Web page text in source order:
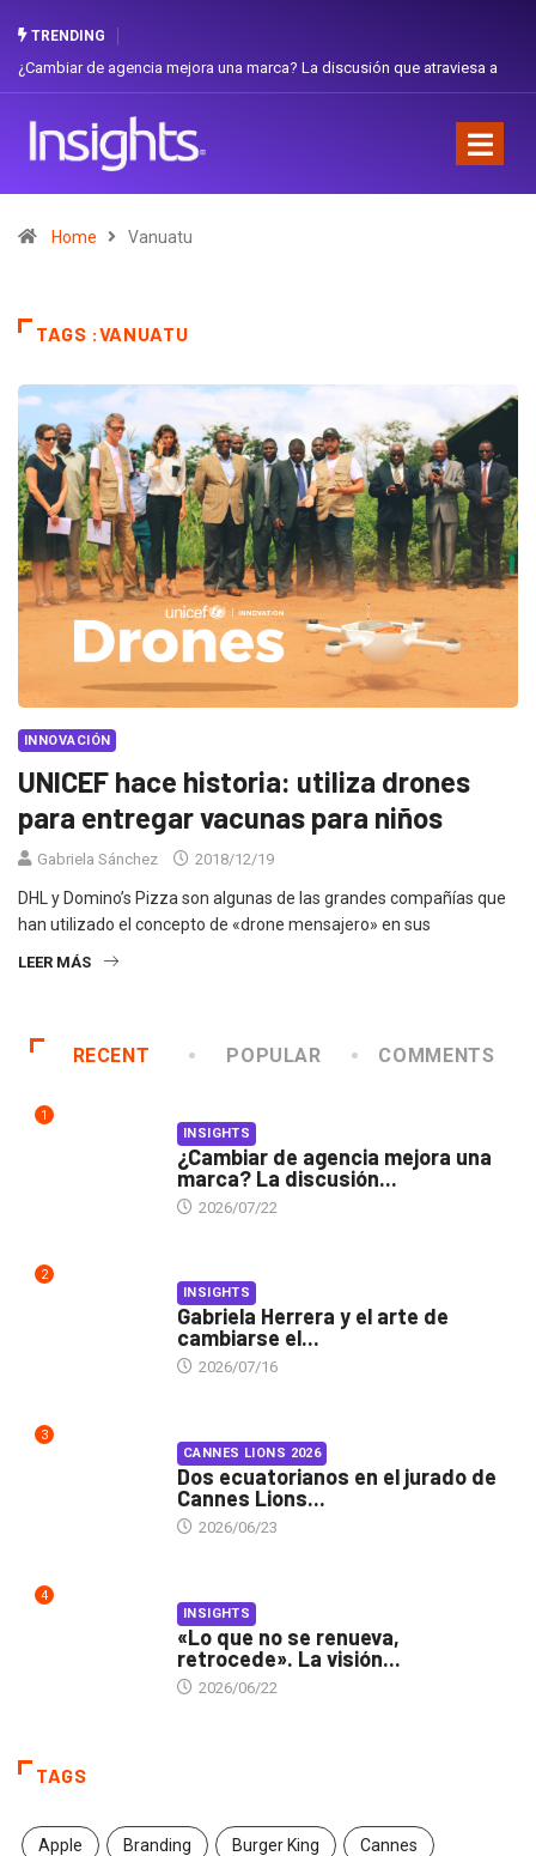
TRENDING
¿Cambiar de agencia mejora una marca? La discusión que atraviesa a
Home Vanuatu
TAGS :VANUATU
INNOVACIÓN
UNICEF hace historia: utiliza drones
para entregar vacunas para niños
Gabriela Sánchez 2018/12/19
DHL y Domino’s Pizza son algunas de las grandes compañías que
han utilizado el concepto de «drone mensajero» en sus
LEER MÁS
RECENT POPULAR COMMENTS
1
INSIGHTS
¿Cambiar de agencia mejora una
marca? La discusión...
2026/07/22
2
INSIGHTS
Gabriela Herrera y el arte de
cambiarse el...
2026/07/16
3
CANNES LIONS 2026
Dos ecuatorianos en el jurado de
Cannes Lions...
2026/06/23
4
INSIGHTS
«Lo que no se renueva,
retrocede». La visión...
2026/06/22
TAGS
Apple Branding Burger King Cannes